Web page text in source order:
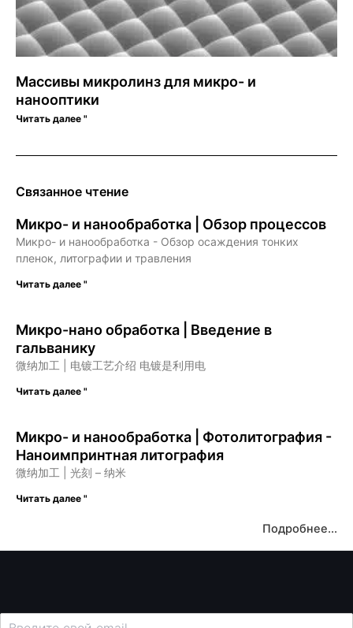
Массивы микролинз для микро- и
нанооптики
Читать далее "
Связанное чтение
Микро- и нанообработка | Обзор процессов
Микро- и нанообработка - Обзор осаждения тонких
пленок, литографии и травления
Читать далее "
Микро-нано обработка | Введение в
гальванику
微纳加工 | 电镀工艺介绍 电镀是利用电
Читать далее "
Микро- и нанообработка | Фотолитография -
Наноимпринтная литография
微纳加工 | 光刻 – 纳米
Читать далее "
Подробнее...